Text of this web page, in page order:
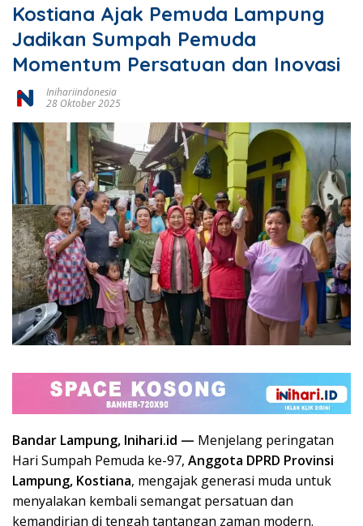
Kostiana Ajak Pemuda Lampung
Jadikan Sumpah Pemuda
Momentum Persatuan dan Inovasi
Inihariindonesia
28 Oktober 2025
Bandar Lampung, Inihari.id — Menjelang peringatan
Hari Sumpah Pemuda ke-97, Anggota DPRD Provinsi
Lampung, Kostiana, mengajak generasi muda untuk
menyalakan kembali semangat persatuan dan
kemandirian di tengah tantangan zaman modern.